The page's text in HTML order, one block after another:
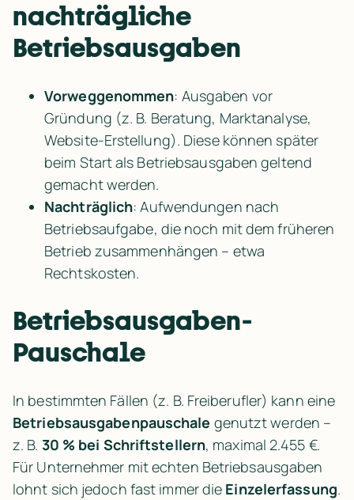
nachträgliche
Betriebsausgaben
Vorweggenommen: Ausgaben vor
Gründung (z. B. Beratung, Marktanalyse,
Website-Erstellung). Diese können später
beim Start als Betriebsausgaben geltend
gemacht werden.
Nachträglich: Aufwendungen nach
Betriebsaufgabe, die noch mit dem früheren
Betrieb zusammenhängen – etwa
Rechtskosten.
Betriebsausgaben-
Pauschale
Betriebsausgabenpauschale genutzt werden –
z. B. 30 % bei Schriftstellern, maximal 2.455 €.
Für Unternehmer mit echten Betriebsausgaben
lohnt sich jedoch fast immer die Einzelerfassung.